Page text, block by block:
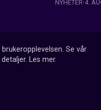
NYHETER 4.
Se vår
Les mer.